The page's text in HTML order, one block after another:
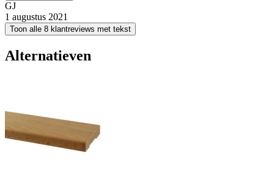
GJ
1 augustus 2021
Toon alle 8 klantreviews met tekst
Alternatieven